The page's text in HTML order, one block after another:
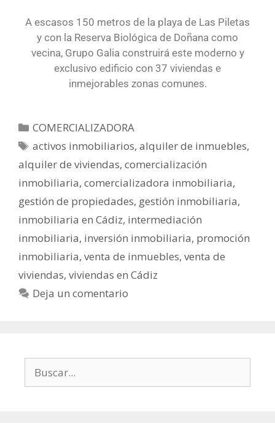
A escasos 150 metros de la playa de Las Piletas
y con la Reserva Biológica de Doñana como
vecina, Grupo Galia construirá este moderno y
exclusivo edificio con 37 viviendas e
inmejorables zonas comunes.
COMERCIALIZADORA
activos inmobiliarios,alquiler de inmuebles,
alquiler de viviendas, comercialización
inmobiliaria, comercializadora inmobiliaria,
gestión de propiedades, gestión inmobiliaria,
inmobiliaria en Cádiz, intermediación
inmobiliaria, inversión inmobiliaria, promoción
inmobiliaria, venta de inmuebles, venta de
viviendas, viviendas en Cádiz
Deja un comentario